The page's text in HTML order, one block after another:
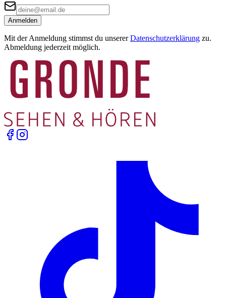
Anmelden
Mit der Anmeldung stimmst du unserer Datenschutzerklärung zu.
Abmeldung jederzeit möglich.